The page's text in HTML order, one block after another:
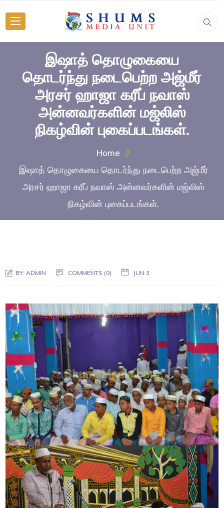
இஷாத் தொழுகையை
தொடர்ந்து நடைபெற்ற அஜ்மீர்
அரசர் ஹாஜா கரீப் நவாஸ்
அன்னவர்களின் மஜ்லிஸ்
நிகழ்வின் புகைப்படங்கள்.
Home
இஷாத் தொழுகையை தொடர்ந்து நடைபெற்ற அஜ்மீர்
அரசர் ஹாஜா கரீப் நவாஸ் அன்னவர்களின் மஜ்லிஸ்
நிகழ்வின் புகைப்படங்கள்.
BY:ADMIN COMMENTS (0) JUN 3